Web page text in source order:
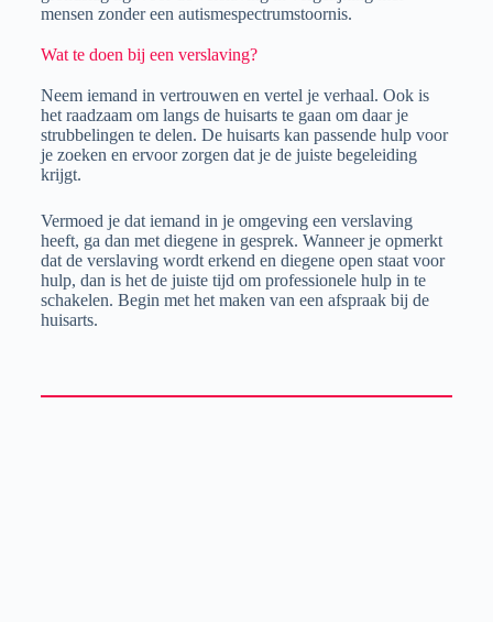
mensen zonder een autismespectrumstoornis.
Wat te doen bij een verslaving?
Neem iemand in vertrouwen en vertel je verhaal. Ook is
het raadzaam om langs de huisarts te gaan om daar je
strubbelingen te delen. De huisarts kan passende hulp voor
je zoeken en ervoor zorgen dat je de juiste begeleiding
krijgt.
Vermoed je dat iemand in je omgeving een verslaving
heeft, ga dan met diegene in gesprek. Wanneer je opmerkt
dat de verslaving wordt erkend en diegene open staat voor
hulp, dan is het de juiste tijd om professionele hulp in te
schakelen. Begin met het maken van een afspraak bij de
huisarts.